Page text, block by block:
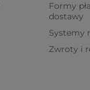
Formy
dostawy
Systemy
Zwroty i